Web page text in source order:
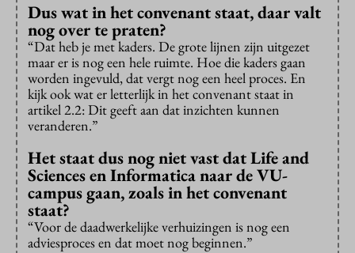
Dus wat in het convenant staat, daar valt
nog over te praten?
“Dat heb je met kaders. De grote lijnen zijn uitgezet
maar er is nog een hele ruimte. Hoe die kaders gaan
worden ingevuld, dat vergt nog een heel proces. En
kijk ook wat er letterlijk in het convenant staat in
artikel 2.2: Dit geeft aan dat inzichten kunnen
veranderen.”
Het staat dus nog niet vast dat Life and
Sciences en Informatica naar de VU-
campus gaan, zoals in het convenant
staat?
“Voor de daadwerkelijke verhuizingen is nog een
adviesproces en dat moet nog beginnen.”